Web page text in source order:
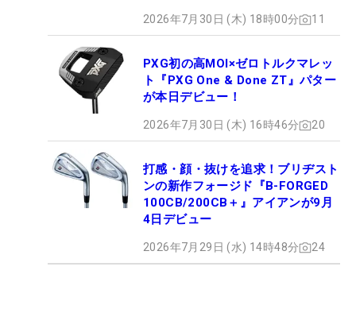
2026年7月30日 (木) 18時00分 11
PXG初の高MOI×ゼロトルクマレッ
ト『PXG One & Done ZT』パター
が本日デビュー！
2026年7月30日 (木) 16時46分 20
打感・顔・抜けを追求！ブリヂスト
ンの新作フォージド『B-FORGED
100CB/200CB＋』アイアンが9月
4日デビュー
2026年7月29日 (水) 14時48分 24